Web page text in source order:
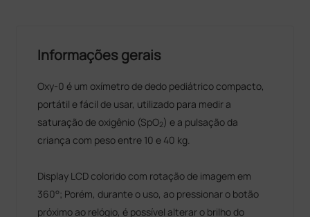
Informações gerais
Oxy-0 é um oxímetro de dedo pediátrico compacto,
portátil e fácil de usar, utilizado para medir a
saturação de oxigênio (SpO2) e a pulsação da
criança com peso entre 10 e 40 kg.
Display LCD colorido com rotação de imagem em
360°; Porém, durante o uso, ao pressionar o botão
próximo ao relógio, é possível alterar o brilho do